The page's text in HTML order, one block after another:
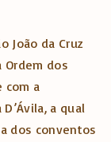
João da Cruz
Ordem dos
com a
a qual
dos conventos